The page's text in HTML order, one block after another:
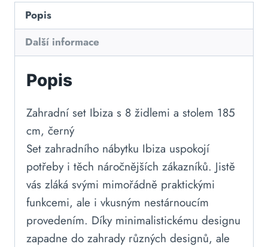
Popis
Další informace
Popis
Zahradní set Ibiza s 8 židlemi a stolem 185
cm, černý
Set zahradního nábytku Ibiza uspokojí
potřeby i těch náročnějších zákazníků. Jistě
vás zláká svými mimořádně praktickými
funkcemi, ale i vkusným nestárnoucím
provedením. Díky minimalistickému designu
zapadne do zahrady různých designů, ale